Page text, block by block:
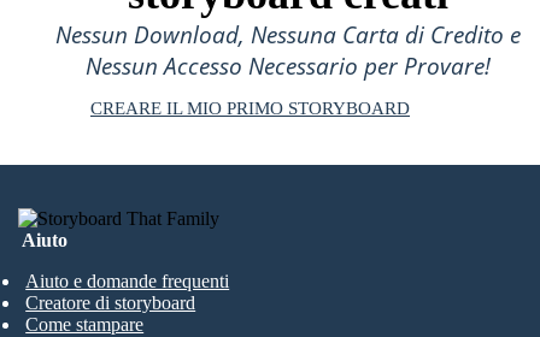
Nessun Download, Nessuna Carta di Credito e
Nessun Accesso Necessario per Provare!
CREARE IL MIO PRIMO STORYBOARD
Aiuto
Aiuto e domande frequenti
Creatore di storyboard
Come stampare